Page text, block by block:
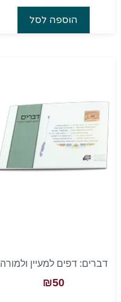
הוספה לסל
דברים: דפים למעיין ולמורה
₪50